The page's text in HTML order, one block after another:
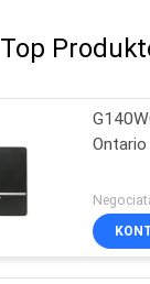
Top
Ontario